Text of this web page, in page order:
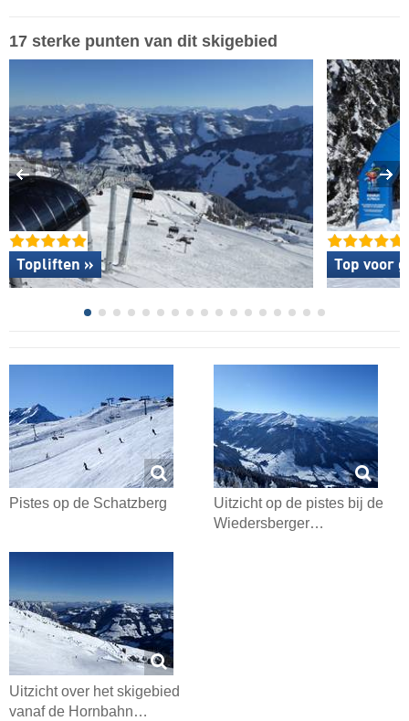
17 sterke punten van dit skigebied
Topliften » Top voor
Pistes op de Schatzberg
Uitzicht op de pistes bij de
Wiedersberger…
Uitzicht over het skigebied
vanaf de Hornbahn…